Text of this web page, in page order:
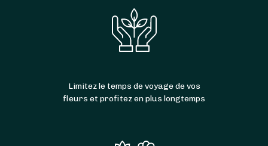
Limitez le temps de voyage de vos
fleurs et profitez en plus longtemps